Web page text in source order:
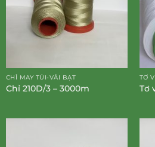
CHỈ MAY TÚI-VẢI BẠT
Chỉ 210D/3 – 3000m
TƠ
Tơ